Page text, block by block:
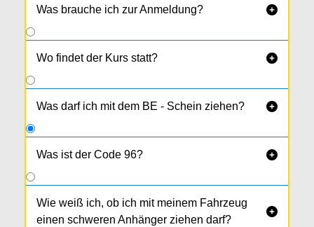
Was brauche ich zur Anmeldung? 
Wo findet der Kurs statt? 
Was darf ich mit dem BE - Schein ziehen? 
Was ist der Code 96? 
Man darf mit Zugfahrzeug und schwerem
Anhänger ein max. höchstzulässiges
Gesamtgewicht von 4.250 kg erreichen.
Wie weiß ich, ob ich mit meinem Fahrzeug
einen schweren Anhänger ziehen darf?
